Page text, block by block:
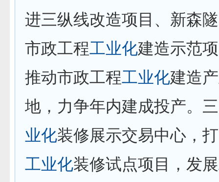
进三纵线改造项目、新森
市政工程工业化建造示范
推动市政工程工业化建造
地，力争年内建成投产。
业化装修展示交易中心，
工业化装修试点项目，发展